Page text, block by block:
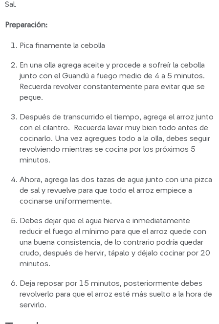
Sal.
Preparación:
Pica finamente la cebolla
En una olla agrega aceite y procede a sofreír la cebolla
junto con el Guandú a fuego medio de 4 a 5 minutos.
Recuerda revolver constantemente para evitar que se
pegue.
Después de transcurrido el tiempo, agrega el arroz junto
con el cilantro. Recuerda lavar muy bien todo antes de
cocinarlo. Una vez agregues todo a la olla, debes seguir
revolviendo mientras se cocina por los próximos 5
minutos.
Ahora, agrega las dos tazas de agua junto con una pizca
de sal y revuelve para que todo el arroz empiece a
cocinarse uniformemente.
Debes dejar que el agua hierva e inmediatamente
reducir el fuego al mínimo para que el arroz quede con
una buena consistencia, de lo contrario podría quedar
crudo, después de hervir, tápalo y déjalo cocinar por 20
minutos.
Deja reposar por 15 minutos, posteriormente debes
revolverlo para que el arroz esté más suelto a la hora de
servirlo.